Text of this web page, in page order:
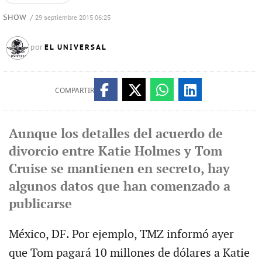
SHOW / 29 septiembre 2015 06:25
por EL UNIVERSAL
COMPARTIR
Aunque los detalles del acuerdo de
divorcio entre Katie Holmes y Tom
Cruise se mantienen en secreto, hay
algunos datos que han comenzado a
publicarse
México, DF. Por ejemplo, TMZ informó ayer
que Tom pagará 10 millones de dólares a Katie